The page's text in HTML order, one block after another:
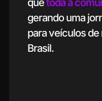
gerando uma
para veículos
Brasil.